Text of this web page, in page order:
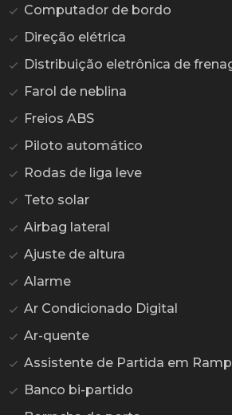
Computador de bordo
Direção elétrica
Distribuição eletrônica de
Farol de neblina
Freios ABS
Piloto automático
Rodas de liga leve
Teto solar
Airbag lateral
Ajuste de altura
Alarme
Ar Condicionado Digital
Ar-quente
Assistente de Partida em
Banco bi-partido